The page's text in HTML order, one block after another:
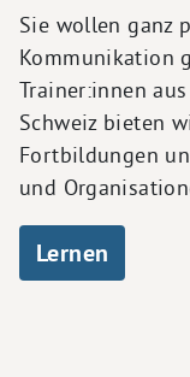
Sie wollen ganz
Kommunikation
Trainer:innen
Schweiz bieten
Fortbildungen
und
Lernen